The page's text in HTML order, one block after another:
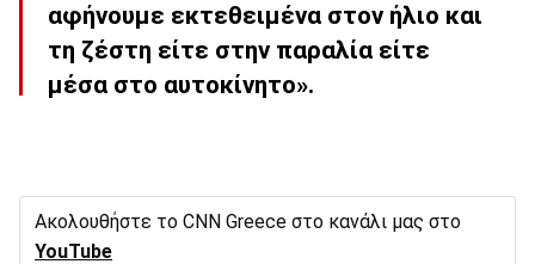
αφήνουμε εκτεθειμένα στον ήλιο και
τη ζέστη είτε στην παραλία είτε
μέσα στο αυτοκίνητο».
Ακολουθήστε το CNN Greece στο κανάλι μας στο
YouTube